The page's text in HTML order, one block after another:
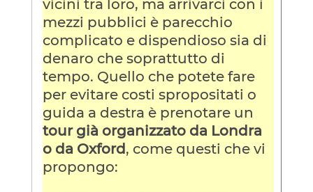
vicini tra loro, ma arrivarci con i
mezzi pubblici è parecchio
complicato e dispendioso sia di
denaro che soprattutto di
tempo. Quello che potete fare
per evitare costi spropositati o
guida a destra è prenotare un
tour già organizzato da Londra
o da Oxford, come questi che vi
propongo: